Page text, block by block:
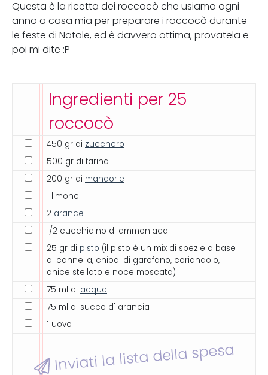
Questa è la ricetta dei roccocò che usiamo ogni
anno a casa mia per preparare i roccocò durante
le feste di Natale, ed è davvero ottima, provatela e
poi mi dite :P
Ingredienti per 25
roccocò
450 gr di zucchero
500 gr di farina
200 gr di mandorle
1 limone
2 arance
1/2 cucchiaino di ammoniaca
25 gr di pisto (il pisto è un mix di spezie a base
di cannella, chiodi di garofano, coriandolo,
anice stellato e noce moscata)
75 ml di acqua
75 ml di succo d' arancia
1 uovo
Inviati la lista della spesa